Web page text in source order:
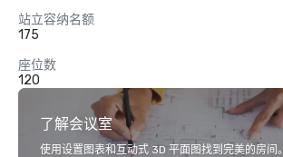
站立容纳名额
175
座位数
120
了解会议室
使用设置图表和互动式 3D 平面图找到完美的房间。